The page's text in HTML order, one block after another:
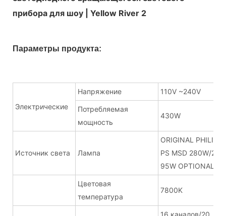
Параметры продукта:
Электрические
Напряжение 110V ~240V
Потребляемая
мощность
430W
Источник света Лампа
ORIGINAL PHILI
PS MSD 280W/2
95W OPTIONAL
Цветовая
температура
7800K
16 каналов/20